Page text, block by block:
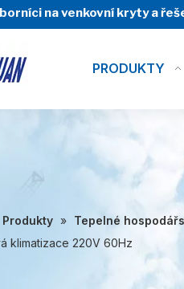
na venkovní kryty a
PRODUKTY
Produkty » Tepelné
klimatizace 220V 60Hz